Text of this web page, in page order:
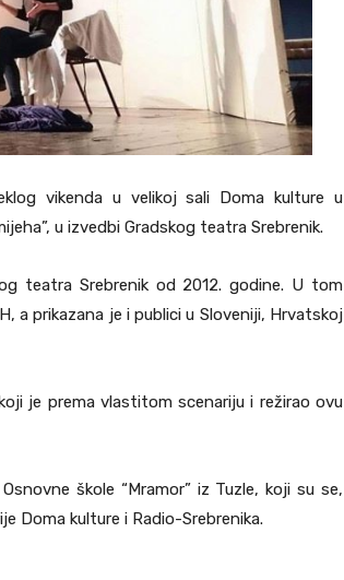
vikenda u velikoj sali Doma kulture u
u izvedbi Gradskog teatra Srebrenik.
teatra Srebrenik od 2012. godine. U tom
a prikazana je i publici u Sloveniji, Hrvatskoj
je prema vlastitom scenariju i režirao ovu
škole “Mramor” iz Tuzle, koji su se,
Doma kulture i Radio-Srebrenika.